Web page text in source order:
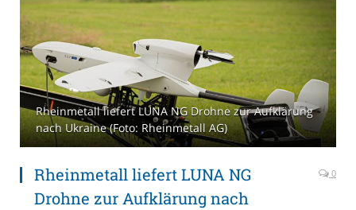
Rheinmetall liefert LUNA NG Drohne zur Aufklärung
nach Ukraine (Foto: Rheinmetall AG)
Rheinmetall liefert LUNA NG
Drohne zur Aufklärung nach
0